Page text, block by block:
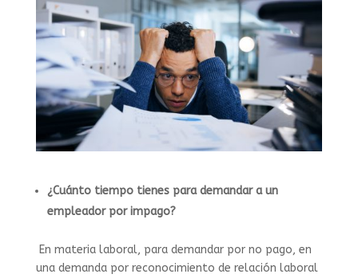
¿Cuánto tiempo tienes para demandar a un
empleador por impago?
En materia laboral, para demandar por no pago, en
una demanda por reconocimiento de relación laboral